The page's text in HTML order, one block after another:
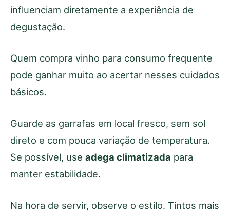
influenciam diretamente a experiência de
degustação.
Quem compra vinho para consumo frequente
pode ganhar muito ao acertar nesses cuidados
básicos.
Guarde as garrafas em local fresco, sem sol
direto e com pouca variação de temperatura.
Se possível, use adega climatizada para
manter estabilidade.
Na hora de servir, observe o estilo. Tintos mais